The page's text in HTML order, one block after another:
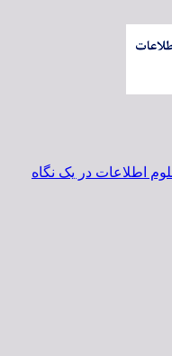
اطلاعات در یک نگاه